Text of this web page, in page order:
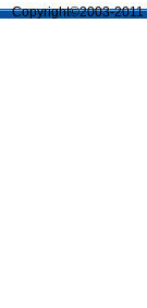
Copyright©2003-2011